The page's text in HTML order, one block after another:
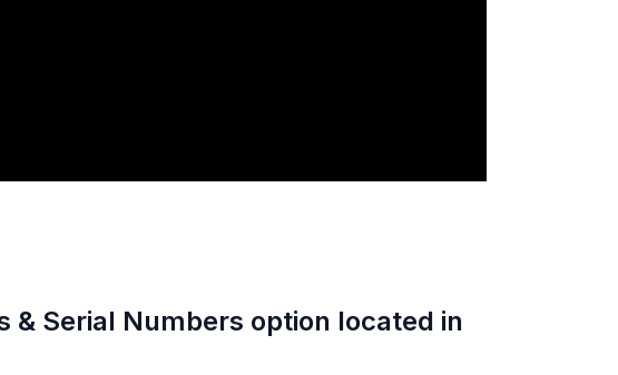
& Serial Numbers option located in